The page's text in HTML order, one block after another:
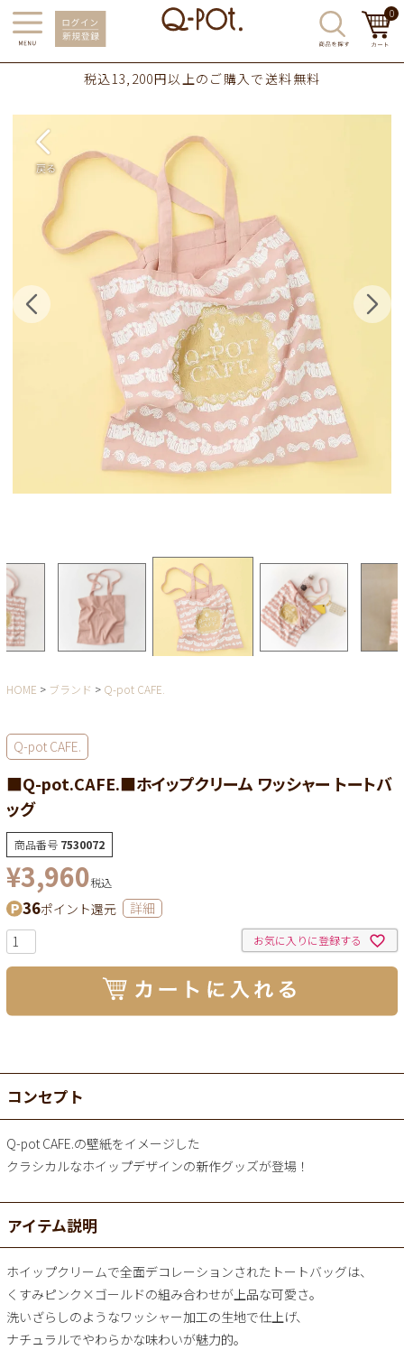
0
税込13,200円以上のご購入で送料無料
HOME ブランド Q-pot CAFE.
Q-pot CAFE.
■Q-pot.CAFE.■ホイップクリーム ワッシャー トートバ
ッグ
商品番号 7530072
¥3,960税込
36ポイント還元 詳細
お気に入りに登録する
コンセプト
Q-pot CAFE.の壁紙をイメージした
クラシカルなホイップデザインの新作グッズが登場！
アイテム説明
ホイップクリームで全面デコレーションされたトートバッグは、
くすみピンク×ゴールドの組み合わせが上品な可愛さ。
洗いざらしのようなワッシャー加工の生地で仕上げ、
ナチュラルでやわらかな味わいが魅力的。